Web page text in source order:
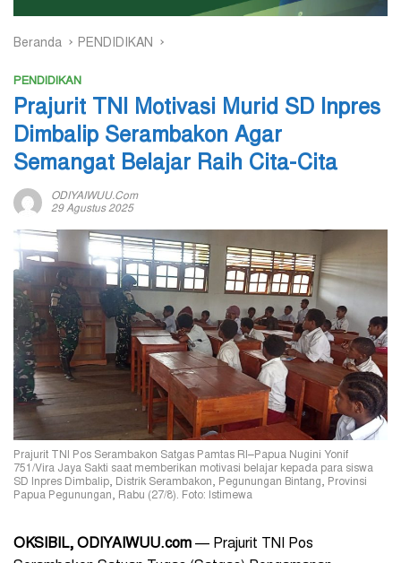
Beranda PENDIDIKAN
PENDIDIKAN
Prajurit TNI Motivasi Murid SD Inpres
Dimbalip Serambakon Agar
Semangat Belajar Raih Cita-Cita
ODIYAIWUU.com
29 Agustus 2025
Prajurit TNI Pos Serambakon Satgas Pamtas RI–Papua Nugini Yonif
751/Vira Jaya Sakti saat memberikan motivasi belajar kepada para siswa
SD Inpres Dimbalip, Distrik Serambakon, Pegunungan Bintang, Provinsi
Papua Pegunungan, Rabu (27/8). Foto: Istimewa
OKSIBIL, ODIYAIWUU.com — Prajurit TNI Pos